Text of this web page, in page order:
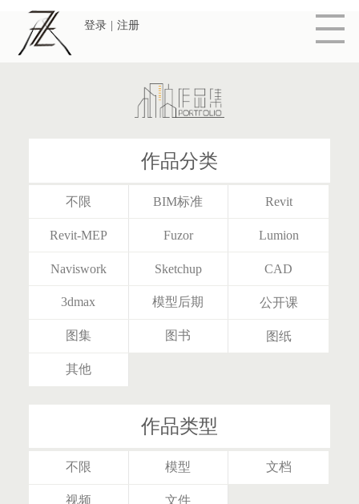
登录 注册
作品分类
不限 BIM标准 Revit
Revit-MEP Fuzor Lumion
Naviswork Sketchup CAD
3dmax 模型后期 公开课
图集 图书 图纸
其他
作品类型
不限 模型 文档
视频 文件